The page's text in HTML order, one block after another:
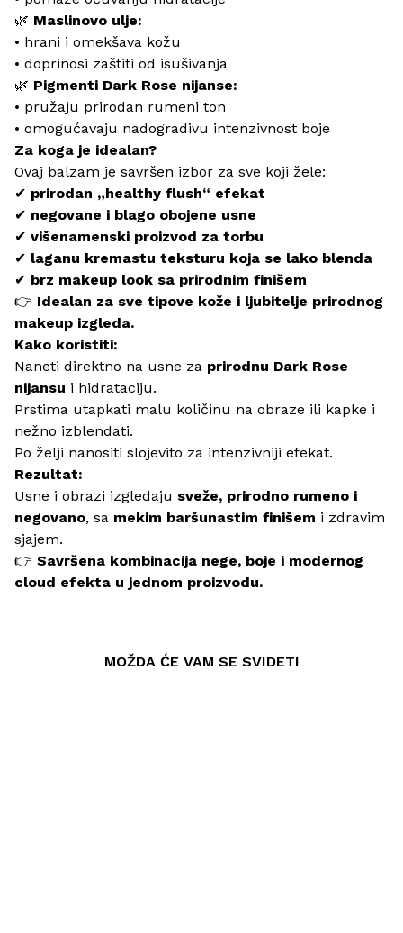
🌿 Maslinovo ulje:
• hrani i omekšava kožu
• doprinosi zaštiti od isušivanja
🌿 Pigmenti Dark Rose nijanse:
• pružaju prirodan rumeni ton
• omogućavaju nadogradivu intenzivnost boje
Za koga je idealan?
Ovaj balzam je savršen izbor za sve koji žele:
✔ prirodan „healthy flush“ efekat
✔ negovane i blago obojene usne
✔ višenamenski proizvod za torbu
✔ laganu kremastu teksturu koja se lako blenda
✔ brz makeup look sa prirodnim finišem
👉 Idealan za sve tipove kože i ljubitelje prirodnog
makeup izgleda.
Kako koristiti:
Naneti direktno na usne za prirodnu Dark Rose
nijansu i hidrataciju.
Prstima utapkati malu količinu na obraze ili kapke i
nežno izblendati.
Po želji nanositi slojevito za intenzivniji efekat.
Rezultat:
Usne i obrazi izgledaju sveže, prirodno rumeno i
negovano, sa mekim baršunastim finišem i zdravim
sjajem.
👉 Savršena kombinacija nege, boje i modernog
cloud efekta u jednom proizvodu.
MOŽDA ĆE VAM SE SVIDETI